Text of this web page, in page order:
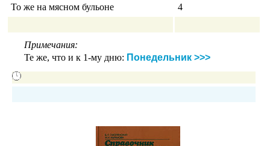
То же на мясном бульоне
4
Примечания:
Те же, что и к 1-му дню: Понедельник >>>